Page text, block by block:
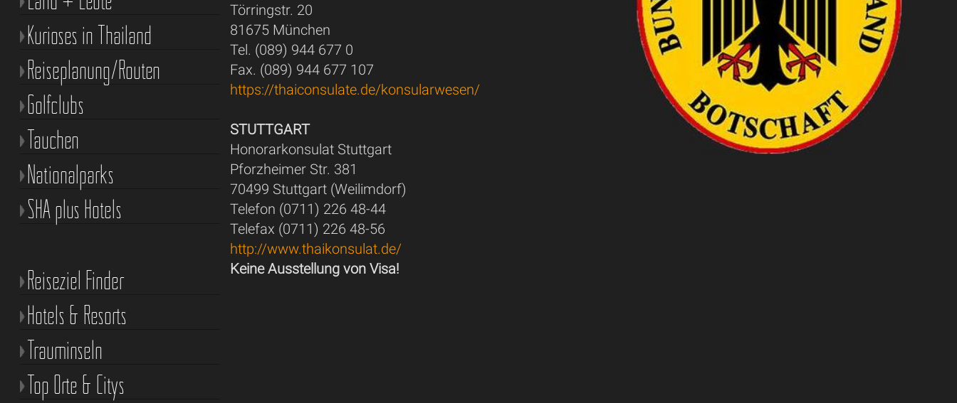
Törringstr. 20
81675 München
Tel. (089) 944 677 0
Fax. (089) 944 677 107
https://thaiconsulate.de/konsularwesen/
STUTTGART
Honorarkonsulat Stuttgart
Pforzheimer Str. 381
70499 Stuttgart (Weilimdorf)
Telefon (0711) 226 48-44
Telefax (0711) 226 48-56
http://www.thaikonsulat.de/
Keine Ausstellung von Visa!
Kurioses in Thailand
Reiseplanung/Routen
Golfclubs
Tauchen
Nationalparks
SHA plus Hotels
Reiseziel Finder
Hotels & Resorts
Trauminseln
Top Orte & Citys